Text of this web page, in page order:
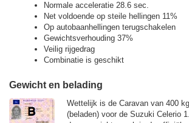
Normale acceleratie 28.6 sec.
Net voldoende op steile hellingen 11%
Op autobaanhellingen terugschakelen
Gewichtsverhouding 37%
Veilig rijgedrag
Combinatie is geschikt
Gewicht en belading
Wettelijk is de Caravan van 400
(beladen) voor de Suzuki Celerio